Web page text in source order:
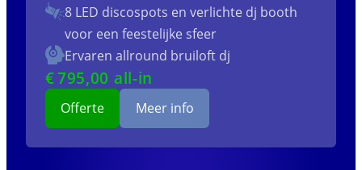
8 LED discospots en verlichte dj booth
voor een feestelijke sfeer
Ervaren allround bruiloft dj
€795,00 all-in
Offerte Meer info